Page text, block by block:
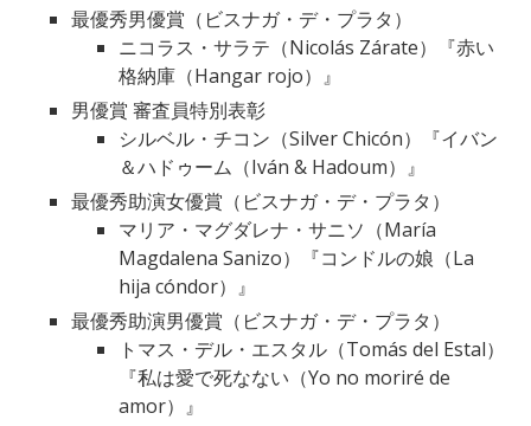
最優秀男優賞（ビスナガ・デ・プラタ）
ニコラス・サラテ（Nicolás Zárate）『赤い
格納庫（Hangar rojo）』
男優賞 審査員特別表彰
シルベル・チコン（Silver Chicón）『イバン
＆ハドゥーム（Iván & Hadoum）』
最優秀助演女優賞（ビスナガ・デ・プラタ）
マリア・マグダレナ・サニソ（María
Magdalena Sanizo）『コンドルの娘（La
hija cóndor）』
最優秀助演男優賞（ビスナガ・デ・プラタ）
トマス・デル・エスタル（Tomás del Estal）
『私は愛で死なない（Yo no moriré de
amor）』